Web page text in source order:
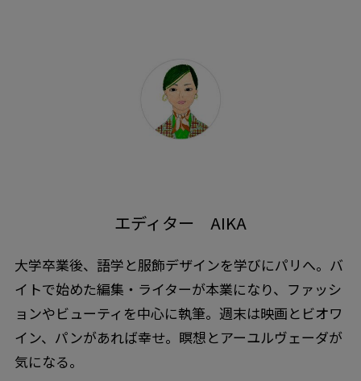
エディター AIKA
大学卒業後、語学と服飾デザインを学びにパリへ。バ
イトで始めた編集・ライターが本業になり、ファッシ
ョンやビューティを中心に執筆。週末は映画とビオワ
イン、パンがあれば幸せ。瞑想とアーユルヴェーダが
気になる。